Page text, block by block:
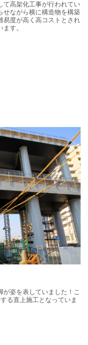
て高架化工事が行われてい
せながら横に構造物を構築
易度が高く高コストとされ
す。
が姿を表していました！こ
る直上施工となっていま